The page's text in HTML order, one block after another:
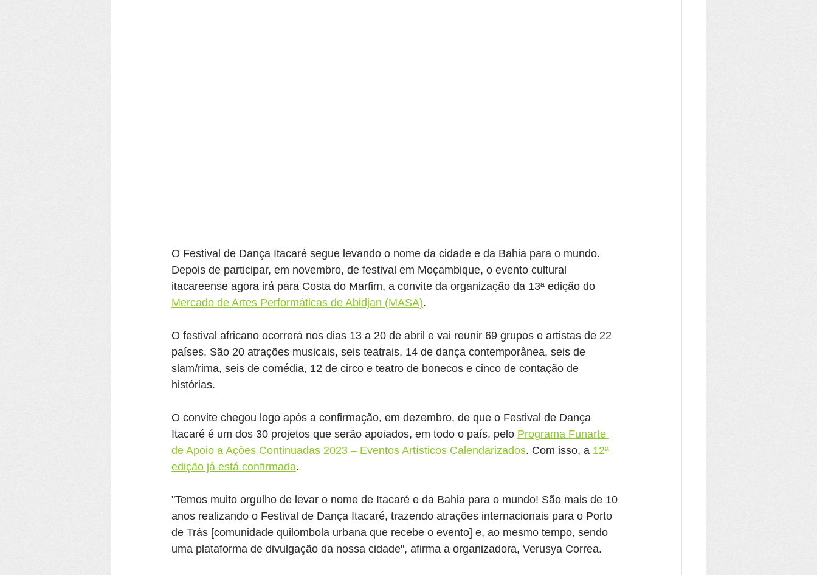
O Festival de Dança Itacaré segue levando o nome da cidade e da Bahia para o mundo.
Depois de participar, em novembro, de festival em Moçambique, o evento cultural
itacareense agora irá para Costa do Marfim, a convite da organização da 13ª edição do
Mercado de Artes Performáticas de Abidjan (MASA).
O festival africano ocorrerá nos dias 13 a 20 de abril e vai reunir 69 grupos e artistas de 22
países. São 20 atrações musicais, seis teatrais, 14 de dança contemporânea, seis de
slam/rima, seis de comédia, 12 de circo e teatro de bonecos e cinco de contação de
histórias.
O convite chegou logo após a confirmação, em dezembro, de que o Festival de Dança
Itacaré é um dos 30 projetos que serão apoiados, em todo o país, pelo Programa Funarte
de Apoio a Ações Continuadas 2023 – Eventos Artísticos Calendarizados. Com isso, a 12ª
edição já está confirmada.
"Temos muito orgulho de levar o nome de Itacaré e da Bahia para o mundo! São mais de 10
anos realizando o Festival de Dança Itacaré, trazendo atrações internacionais para o Porto
de Trás [comunidade quilombola urbana que recebe o evento] e, ao mesmo tempo, sendo
uma plataforma de divulgação da nossa cidade", afirma a organizadora, Verusya Correa.